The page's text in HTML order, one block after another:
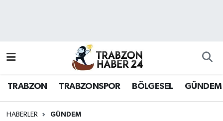
TRABZON TRABZONSPOR BÖLGESEL GÜNDEM
HABERLER GÜNDEM
Hava Durumu
Namaz Vakitleri
Trafik Durumu